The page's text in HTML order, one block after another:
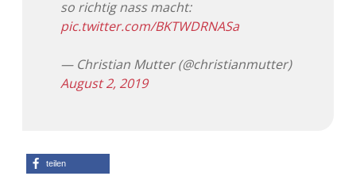
so richtig nass macht:
pic.twitter.com/BKTWDRNASa
— Christian Mutter (@christianmutter)
August 2, 2019
teilen